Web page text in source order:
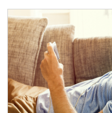
fuertes correcciones en el
resultados de Alphabet y
del BCE con los tipos en el
arancelarias de EE. UU. En
los inversores cambian las
promesas, ahora se exige
generación de caja.